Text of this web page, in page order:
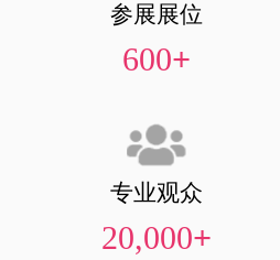
参展展位
600+
专业观众
20,000+